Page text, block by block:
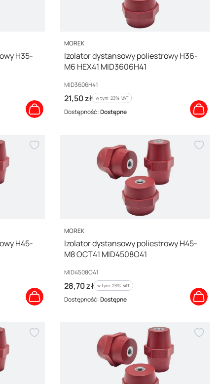
H35-
PRODUCENT
MOREK
Izolator dystansowy poliestrowy H36-
M6 HEX41 MID3606H41
Kod producenta
MID3606H41
Cena brutto
21,50 zł w tym %s VAT
w tym 23% VAT
Dostępność:Dostępne
H45-
PRODUCENT
MOREK
Izolator dystansowy poliestrowy H45-
M8 OCT41 MID4508O41
Kod producenta
MID4508O41
Cena brutto
28,70 zł w tym %s VAT
w tym 23% VAT
Dostępność:Dostępne